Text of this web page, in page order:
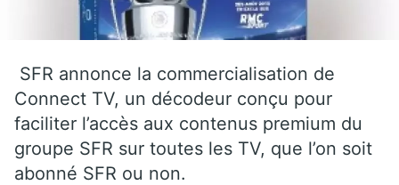
SFR annonce la commercialisation de
Connect TV, un décodeur conçu pour
faciliter l’accès aux contenus premium du
groupe SFR sur toutes les TV, que l’on soit
abonné SFR ou non.